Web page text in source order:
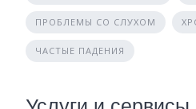
ПРОБЛЕМЫ СО СЛУХОМ
ЧАСТЫЕ ПАДЕНИЯ